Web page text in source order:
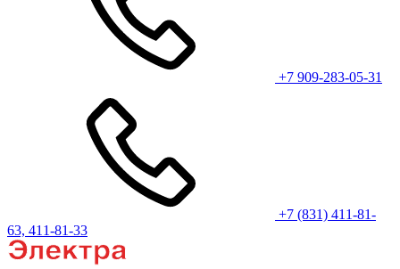
+7 909-283-05-31
+7 (831) 411-81-
63, 411-81-33